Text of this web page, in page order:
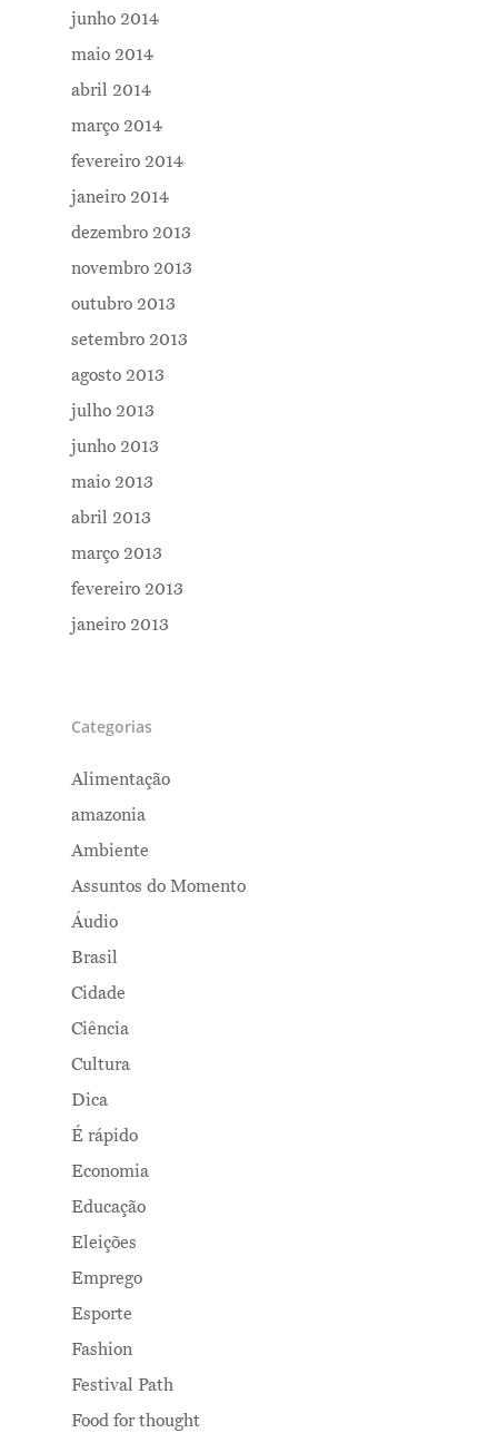
junho 2014
maio 2014
abril 2014
março 2014
fevereiro 2014
janeiro 2014
dezembro 2013
novembro 2013
outubro 2013
setembro 2013
agosto 2013
julho 2013
junho 2013
maio 2013
abril 2013
março 2013
fevereiro 2013
janeiro 2013
Categorias
Alimentação
amazonia
Ambiente
Assuntos do Momento
Áudio
Brasil
Cidade
Ciência
Cultura
Dica
É rápido
Economia
Educação
Eleições
Emprego
Esporte
Fashion
Festival Path
Food for thought